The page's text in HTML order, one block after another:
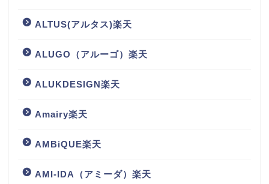
ALTUS(アルタス)楽天
ALUGO（アルーゴ）楽天
ALUKDESIGN楽天
Amairy楽天
AMBiQUE楽天
AMI-IDA（アミーダ）楽天